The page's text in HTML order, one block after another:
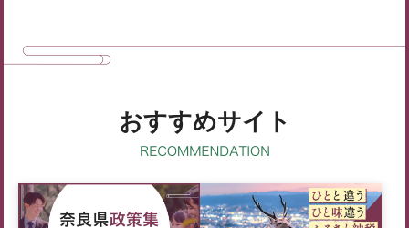
おすすめサイト